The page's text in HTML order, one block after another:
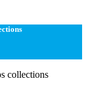
collections